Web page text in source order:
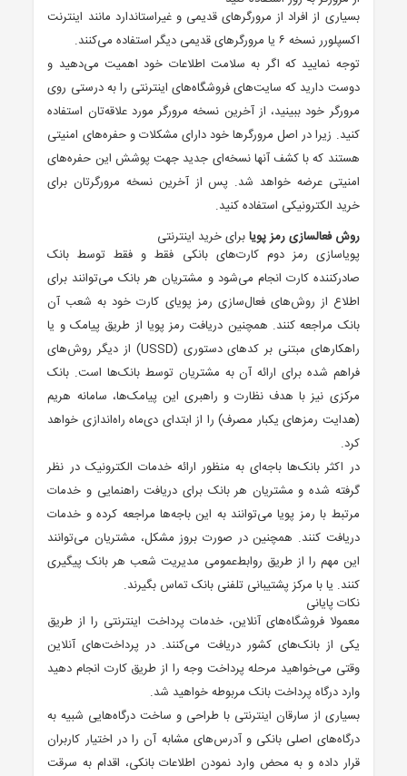
بسیاری از افراد از مرورگرهای قدیمی و غیراستاندارد مانند اینترنت
اکسپلورر نسخه ۶ یا مرورگرهای قدیمی دیگر استفاده می‌کنند.
توجه نمایید که اگر به سلامت اطلاعات خود اهمیت می‌دهید و
دوست دارید که سایت‌های فروشگاه‌های اینترنتی را به درستی روی
مرورگر خود ببینید، از آخرین نسخه مرورگر مورد علاقه‌تان استفاده
کنید. زیرا در اصل مرورگرها خود دارای مشکلات و حفره‌های امنیتی
هستند که با کشف آنها نسخه‌ای جدید جهت پوشش این حفره‌های
امنیتی عرضه خواهد شد. پس از آخرین نسخه مرورگرتان برای
خرید الکترونیکی استفاده کنید.
روش فعالسازی رمز پویابرای خرید اینترنتی
پویاسازی رمز دوم کارت‌های بانکی فقط و فقط توسط بانک
صادرکننده کارت انجام می‌شود و مشتریان هر بانک می‌توانند برای
اطلاع از روش‌های فعال‌سازی رمز پویای کارت خود به شعب آن
بانک مراجعه کنند. همچنین دریافت رمز پویا از طریق پیامک و یا
راهکار‌های مبتنی بر کد‌های دستوری (USSD) از دیگر روش‌های
فراهم شده برای ارائه آن به مشتریان توسط بانک‌ها است. بانک
مرکزی نیز با هدف نظارت و راهبری این پیامک‌ها، سامانه هریم
(هدایت رمز‌های یکبار مصرف) را از ابتدای دی‌ماه راه‌اندازی خواهد
کرد.
در اکثر بانک‌ها باجه‌ای به منظور ارائه خدمات الکترونیک در نظر
گرفته شده و مشتریان هر بانک برای دریافت راهنمایی و خدمات
مرتبط با رمز پویا می‌توانند به این باجه‌ها مراجعه کرده و خدمات
دریافت کنند. همچنین در صورت بروز مشکل، مشتریان می‌توانند
این مهم را از طریق روابط‌عمومی مدیریت شعب هر بانک پیگیری
کنند. یا با مرکز پشتیبانی تلفنی بانک تماس بگیرند.
نکات پایانی
معمولا فروشگاه‌های آنلاین، خدمات پرداخت اینترنتی را از طریق
یکی از بانک‌های کشور دریافت می‌کنند. در پرداخت‌های آنلاین
وقتی می‌خواهید مرحله پرداخت وجه را از طریق کارت انجام دهید
وارد درگاه پرداخت بانک مربوطه خواهید شد.
بسیاری از سارقان اینترنتی با طراحی و ساخت درگاه‌هایی شبیه به
درگاه‌های اصلی بانکی و آدرس‌های مشابه آن را در اختیار کاربران
قرار داده و به محض وارد نمودن اطلاعات بانکی، اقدام به سرقت